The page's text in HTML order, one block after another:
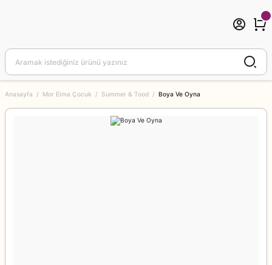
Anasayfa Mor Elma Çocuk Summer & Tood Boya Ve Oyna